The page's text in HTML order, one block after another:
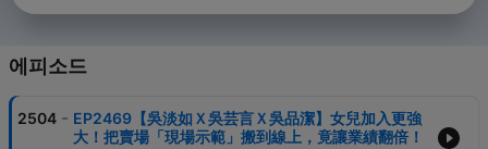
에피소드
2504 - EP2469【吳淡如Ｘ吳芸言Ｘ吳品潔】女兒加入更強
大！把賣場「現場示範」搬到線上，竟讓業績翻倍！